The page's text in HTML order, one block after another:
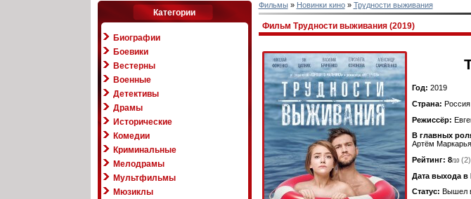
Категории
Биографии
Боевики
Вестерны
Военные
Детективы
Драмы
Исторические
Комедии
Криминальные
Мелодрамы
Мультфильмы
Мюзиклы
Фильмы» Новинки кино» Трудности выживания
Фильм Трудности выживания (2019)
Год: 2019
Страна: Россия
Режиссёр:
В главных
Артём
Рейтинг: 8/10 (2)
Дата выхода в
Статус: Вышел